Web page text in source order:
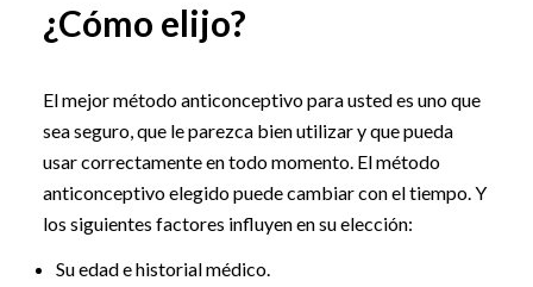
¿Cómo elijo?
El mejor método anticonceptivo para usted es uno que
sea seguro, que le parezca bien utilizar y que pueda
usar correctamente en todo momento. El método
anticonceptivo elegido puede cambiar con el tiempo. Y
los siguientes factores influyen en su elección:
Su edad e historial médico.